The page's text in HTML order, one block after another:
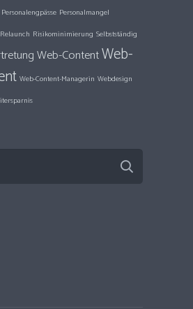
Personalengpässe Personalmangel
Relaunch Risikominimierung Selbstständig
Web-ContentWeb-
Web-Content-Managerin Webdesign